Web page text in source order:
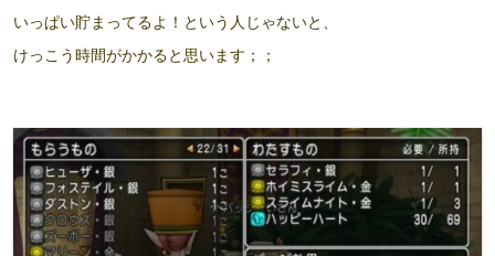
いっぱい貯まってるよ！という人じゃないと、
けっこう時間がかかると思います；；